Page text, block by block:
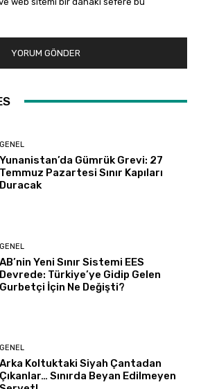
GENEL
Yunanistan’da Gümrük Grevi: 27
Temmuz Pazartesi Sınır Kapıları
Duracak
GENEL
AB’nin Yeni Sınır Sistemi EES
Devrede: Türkiye’ye Gidip Gelen
Gurbetçi İçin Ne Değişti?
GENEL
Arka Koltuktaki Siyah Çantadan
Çıkanlar… Sınırda Beyan Edilmeyen